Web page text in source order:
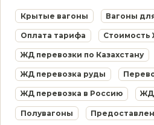
Крытые вагоны Вагоны
Оплата тарифа Стоимость
ЖД перевозки по Казахстану
ЖД перевозка руды
ЖД перевозка в Россию ЖД
Полувагоны